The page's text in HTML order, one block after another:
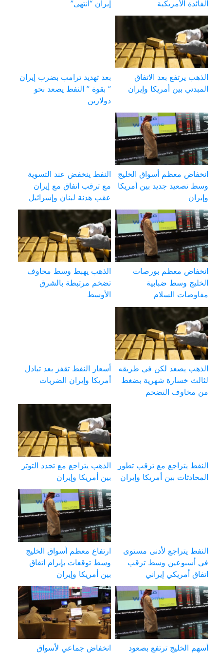
الفائدة الأمريكية
إيران “انتهى”
الذهب يرتفع بعد الاتفاق
المبدئي بين أمريكا وإيران
بعد تهديد ترامب بضرب إيران
” بقوة ” النفط يصعد نحو
دولارين
انخفاض معظم أسواق الخليج
وسط تصعيد جديد بين أمريكا
وإيران
النفط ينخفض عند التسوية
مع ترقب اتفاق مع إيران
عقب هدنة لبنان وإسرائيل
انخفاض معظم بورصات
الخليج وسط ضبابية
مفاوضات السلام
الذهب يهبط وسط مخاوف
تضخم مرتبطة بالشرق
الأوسط
الذهب يصعد لكن في طريقه
لثالث خسارة شهرية بضغط
من مخاوف التضخم
أسعار النفط تقفز بعد تبادل
أمريكا وإيران الضربات
النفط يتراجع مع ترقب تطور
المحادثات بين أمريكا وإيران
الذهب يتراجع مع تجدد التوتر
بين أمريكا وإيران
النفط يتراجع لأدنى مستوى
في أسبوعين وسط ترقب
اتفاق أمريكي إيراني
ارتفاع معظم أسواق الخليج
وسط توقعات بإبرام اتفاق
بين أمريكا وإيران
أسهم الخليج ترتفع بصعود انخفاض جماعي لأسواق